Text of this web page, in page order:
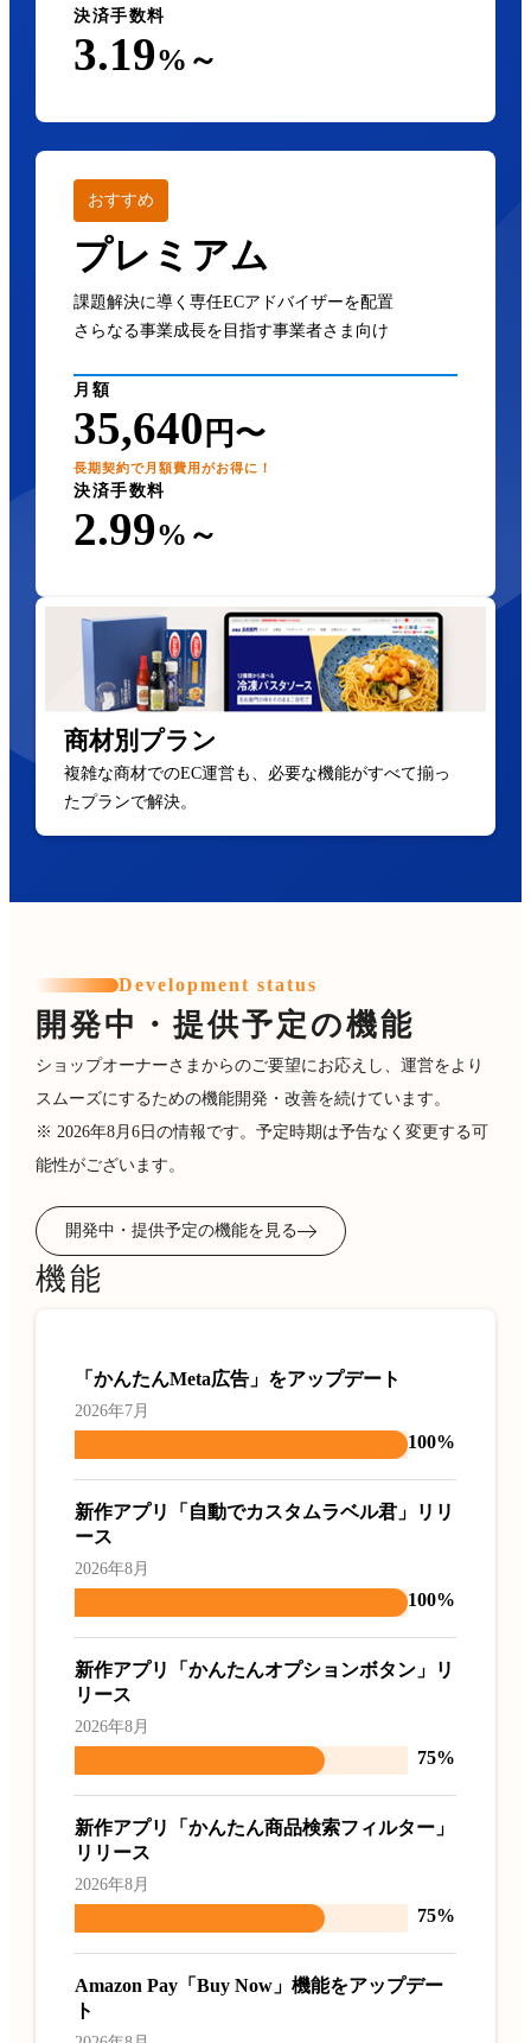
決済手数料
3.19%～
おすすめ
プレミアム
課題解決に導く専任ECアドバイザーを配置
さらなる事業成長を目指す事業者さま向け
月額
35,640 円〜
長期契約で月額費用がお得に！
決済手数料
2.99%～
商材別プラン
複雑な商材でのEC運営も、必要な機能がすべて揃っ
たプランで解決。
Development status
開発中・提供予定の機能
ショップオーナーさまからのご要望にお応えし、運営をより
スムーズにするための機能開発・改善を続けています。
※ 2026年8月6日の情報です。予定時期は予告なく変更する可
能性がございます。
開発中・提供予定の機能を見る
機能
「かんたんMeta広告」をアップデート
2026年7月
100%
新作アプリ「自動でカスタムラベル君」リリ
ース
2026年8月
100%
新作アプリ「かんたんオプションボタン」リ
リース
2026年8月
75%
新作アプリ「かんたん商品検索フィルター」
リリース
2026年8月
75%
Amazon Pay「Buy Now」機能をアップデー
ト